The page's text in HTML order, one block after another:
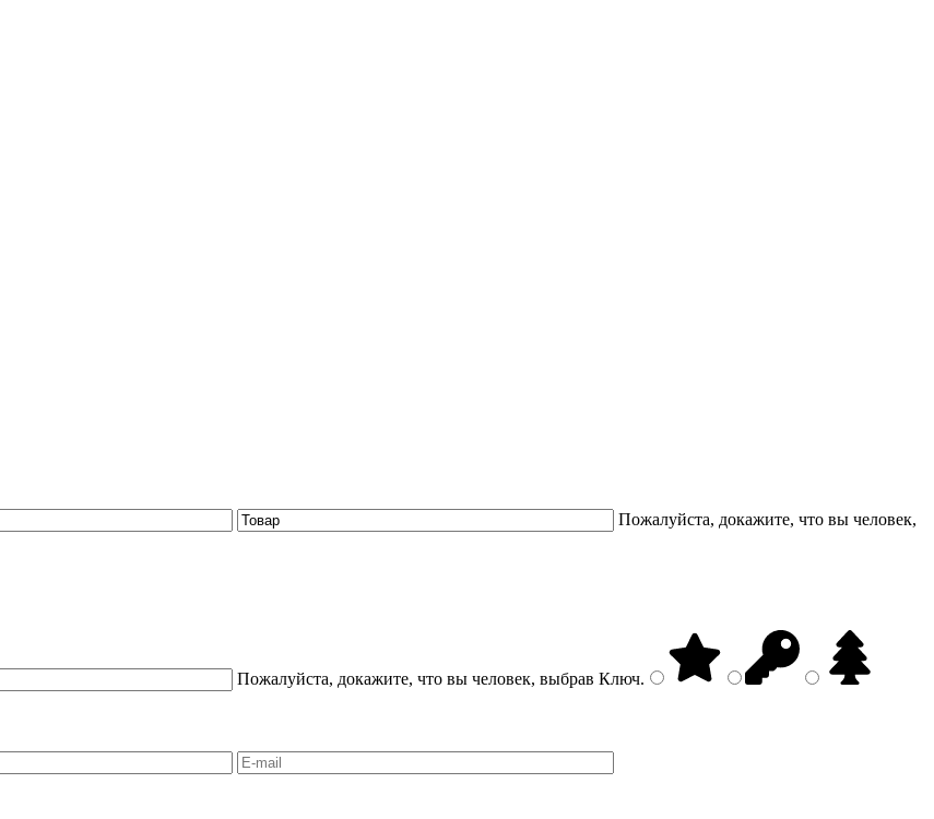
Пожалуйста, докажите, что вы человек,
Пожалуйста, докажите, что вы человек, выбрав Ключ.